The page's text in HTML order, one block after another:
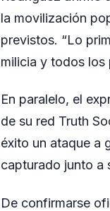
la movilización
previstos. “Lo
milicia y todos los
En paralelo, el
de su red Truth
éxito un ataque a
capturado junto a
De confirmarse